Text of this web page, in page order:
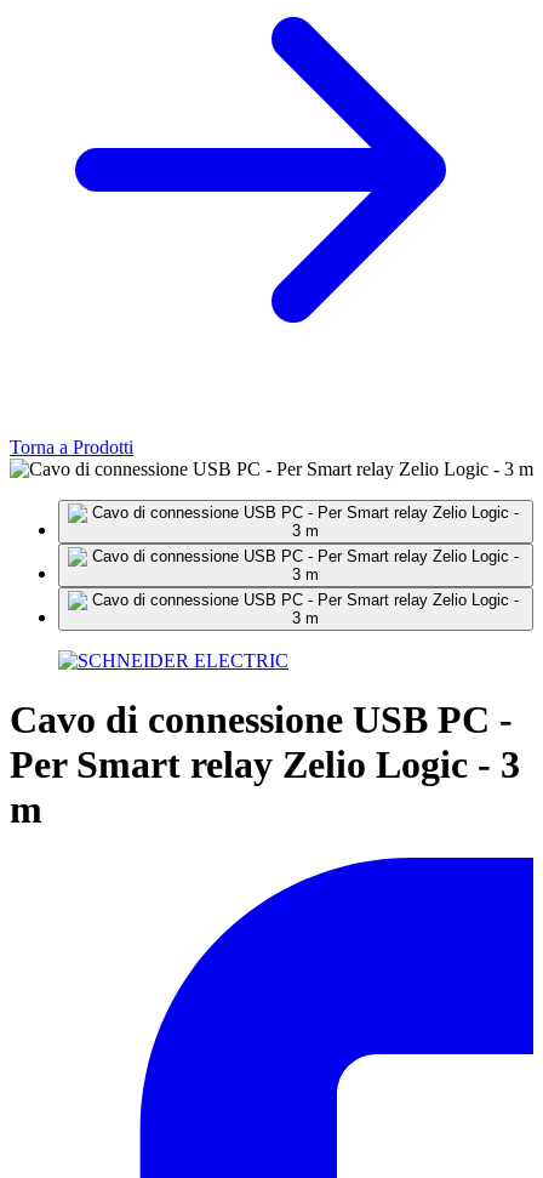
Torna a Prodotti
Cavo di connessione USB PC -
Per Smart relay Zelio Logic - 3
m